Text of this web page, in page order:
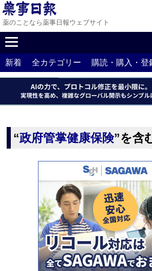
薬のことなら薬事日報ウェブサイト
新着 全カテゴリー 購読・購入・登
“政府管掌健康保険”を含